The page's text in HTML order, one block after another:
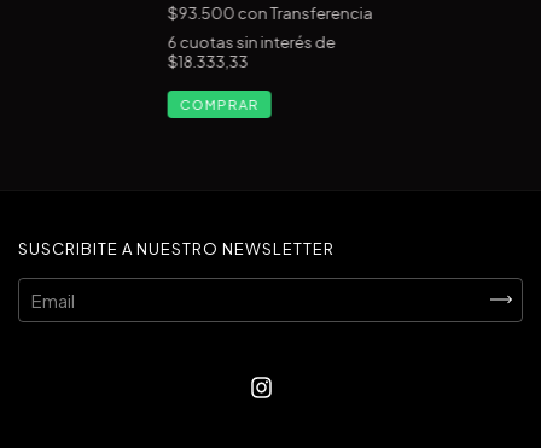
$93.500conTransferencia
6cuotas sin interés de
$18.333,33
SUSCRIBITE A NUESTRO NEWSLETTER